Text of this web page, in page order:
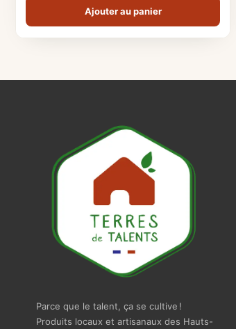
Ajouter au panier
Parce que le talent, ça se cultive !
Produits locaux et artisanaux des Hauts-